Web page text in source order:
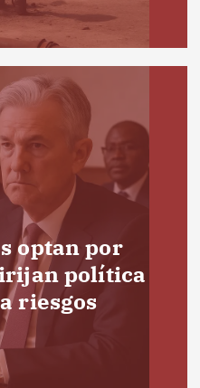
optan por
política
riesgos